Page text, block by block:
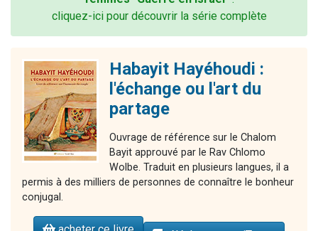
cliquez-ici pour découvrir la série complète
Habayit Hayéhoudi :
l'échange ou l'art du
partage
Ouvrage de référence sur le Chalom
Bayit approuvé par le Rav Chlomo
Wolbe. Traduit en plusieurs langues, il a
permis à des milliers de personnes de connaître le bonheur
conjugal.